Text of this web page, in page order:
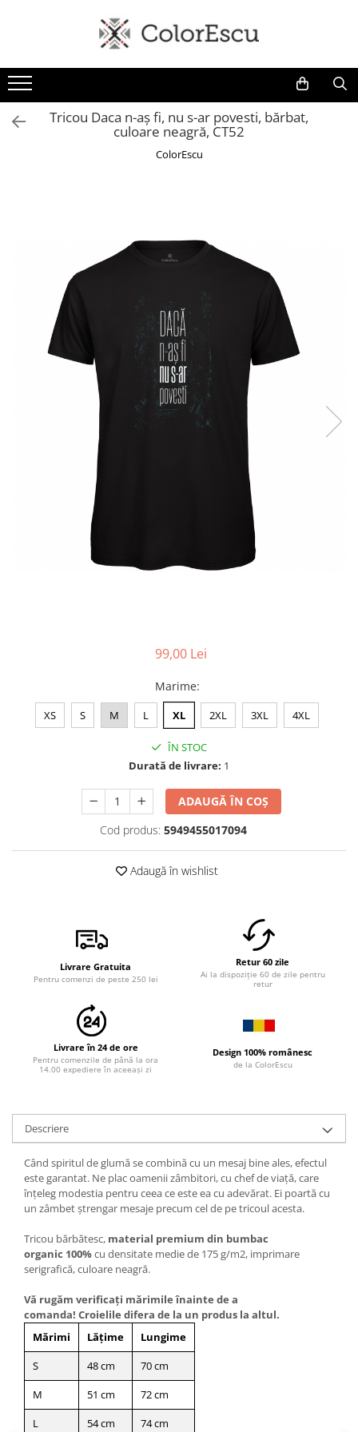
Toate produsele
Tricouri
Tricouri bărbați
Tricouri damă
Bluze si hanorace bărbați
Bluze si hanorace damă
Bluze de trening | Bluze tehnice
Pantaloni
Șepci și căciuli
Simboluri tradiționale
Tricouri cu mesaje de bine
Tricouri de poveste
Carduri Cadou
Colecții speciale
Tricou Daca n-aș fi, nu s-ar povesti, bărbat,
culoare neagră, CT52
ColorEscu
99,00 Lei
Marime:
XS S M L XL 2XL 3XL 4XL
ÎN STOC
Durată de livrare: 1
ADAUGĂ ÎN COȘ
Cod produs: 5949455017094
Adaugă în wishlist
Livrare Gratuita
Pentru comenzi de peste 250 lei
Retur 60 zile
Ai la dispoziție 60 de zile pentru
retur
Livrare în 24 de ore
Pentru comenzile de până la ora
14.00 expediere în aceeași zi
Design 100% românesc
de la ColorEscu
Descriere
Când spiritul de glumă se combină cu un mesaj bine ales, efectul
este garantat. Ne plac oamenii zâmbitori, cu chef de viață, care
înțeleg modestia pentru ceea ce este ea cu adevărat. Ei poartă cu
un zâmbet ștrengar mesaje precum cel de pe tricoul acesta.
Tricou bărbătesc, material premium din bumbac
organic 100%cu densitate medie de 175 g/m2, imprimare
serigrafică, culoare neagră.
Vă rugăm verificaţi mărimile înainte de a
comanda! Croielile difera de la un produs la altul.
Mărimi
Lățime
Lungime
S
48 cm
70 cm
M
51 cm
72 cm
L
54 cm 74 cm